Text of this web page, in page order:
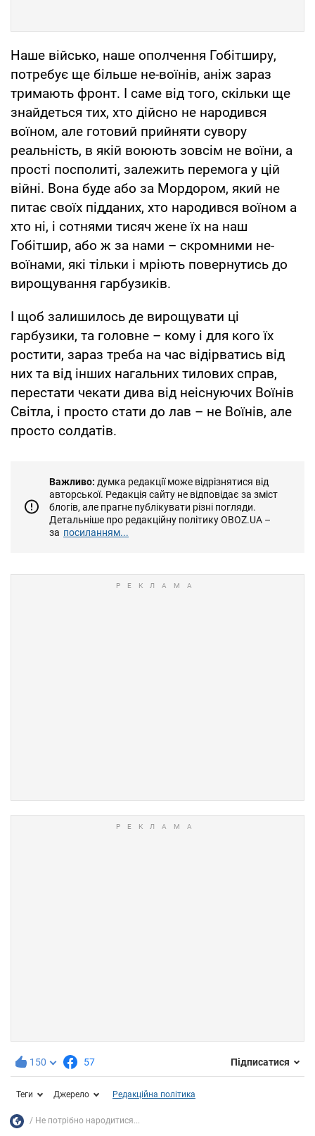
Наше військо, наше ополчення Гобітширу,
потребує ще більше не-воїнів, аніж зараз
тримають фронт. І саме від того, скільки ще
знайдеться тих, хто дійсно не народився
воїном, але готовий прийняти сувору
реальність, в якій воюють зовсім не воїни, а
прості посполиті, залежить перемога у цій
війні. Вона буде або за Мордором, який не
питає своїх підданих, хто народився воїном а
хто ні, і сотнями тисяч жене їх на наш
Гобітшир, або ж за нами – скромними не-
воїнами, які тільки і мріють повернутись до
вирощування гарбузиків.
І щоб залишилось де вирощувати ці
гарбузики, та головне – кому і для кого їх
ростити, зараз треба на час відірватись від
них та від інших нагальних тилових справ,
перестати чекати дива від неіснуючих Воїнів
Світла, і просто стати до лав – не Воїнів, але
просто солдатів.
Важливо: думка редакції може відрізнятися від
авторської. Редакція сайту не відповідає за зміст
блогів, але прагне публікувати різні погляди.
Детальніше про редакційну політику OBOZ.UA –
за посиланням...
150 57 Підписатися
Теги Джерело Редакційна політика
Не потрібно народитися...